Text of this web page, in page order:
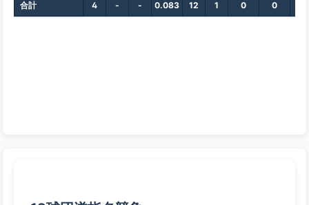
合計 4 - - 0.083 12 1 0 0